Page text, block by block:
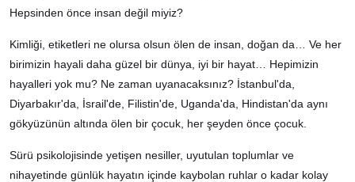
Hepsinden önce insan değil miyiz?
Kimliği, etiketleri ne olursa olsun ölen de insan, doğan da… Ve her
birimizin hayali daha güzel bir dünya, iyi bir hayat… Hepimizin
hayalleri yok mu? Ne zaman uyanacaksınız? İstanbul'da,
Diyarbakır'da, İsrail'de, Filistin'de, Uganda'da, Hindistan'da aynı
gökyüzünün altında ölen bir çocuk, her şeyden önce çocuk.
Sürü psikolojisinde yetişen nesiller, uyutulan toplumlar ve
nihayetinde günlük hayatın içinde kaybolan ruhlar o kadar kolay